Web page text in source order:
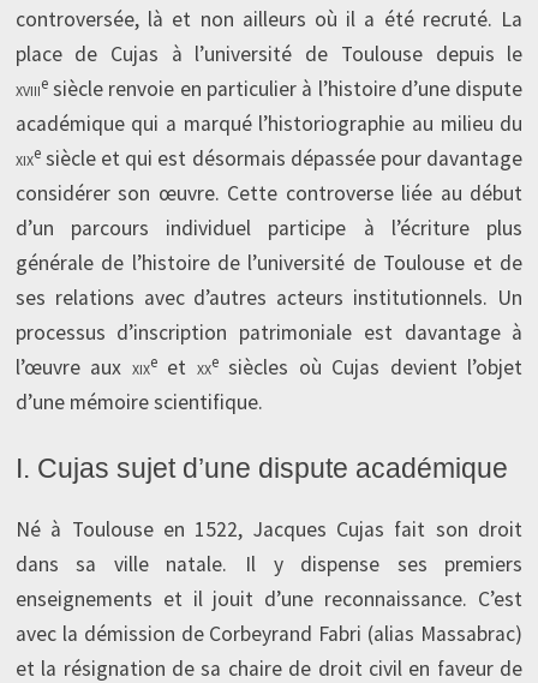
controversée, là et non ailleurs où il a été recruté. La
place de Cujas à l’université de Toulouse depuis le
xviiiesiècle renvoie en particulier à l’histoire d’une dispute
académique qui a marqué l’historiographie au milieu du
xixesiècle et qui est désormais dépassée pour davantage
considérer son œuvre. Cette controverse liée au début
d’un parcours individuel participe à l’écriture plus
générale de l’histoire de l’université de Toulouse et de
ses relations avec d’autres acteurs institutionnels. Un
processus d’inscription patrimoniale est davantage à
l’œuvre aux xixeet xxesiècles où Cujas devient l’objet
d’une mémoire scientifique.
I. Cujas sujet d’une dispute académique
Né à Toulouse en 1522, Jacques Cujas fait son droit
dans sa ville natale. Il y dispense ses premiers
enseignements et il jouit d’une reconnaissance. C’est
avec la démission de Corbeyrand Fabri (alias Massabrac)
et la résignation de sa chaire de droit civil en faveur de